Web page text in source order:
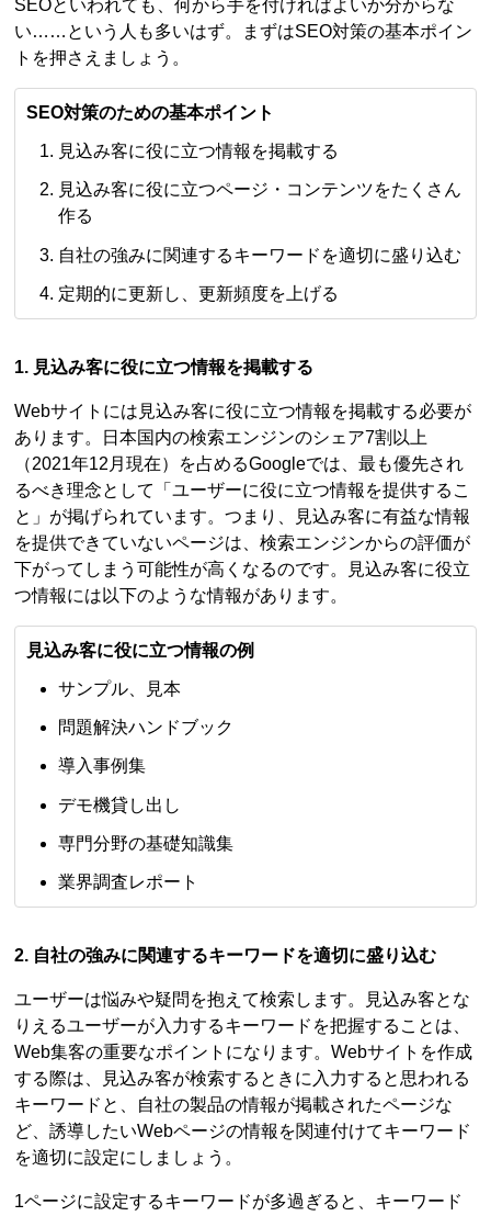
SEOといわれても、何から手を付ければよいか分からな
い……という人も多いはず。まずはSEO対策の基本ポイン
トを押さえましょう。
SEO対策のための基本ポイント
見込み客に役に立つ情報を掲載する
見込み客に役に立つページ・コンテンツをたくさん
作る
自社の強みに関連するキーワードを適切に盛り込む
定期的に更新し、更新頻度を上げる
1. 見込み客に役に立つ情報を掲載する
Webサイトには見込み客に役に立つ情報を掲載する必要が
あります。日本国内の検索エンジンのシェア7割以上
（2021年12月現在）を占めるGoogleでは、最も優先され
るべき理念として「ユーザーに役に立つ情報を提供するこ
と」が掲げられています。つまり、見込み客に有益な情報
を提供できていないページは、検索エンジンからの評価が
下がってしまう可能性が高くなるのです。見込み客に役立
つ情報には以下のような情報があります。
見込み客に役に立つ情報の例
サンプル、見本
問題解決ハンドブック
導入事例集
デモ機貸し出し
専門分野の基礎知識集
業界調査レポート
2. 自社の強みに関連するキーワードを適切に盛り込む
ユーザーは悩みや疑問を抱えて検索します。見込み客とな
りえるユーザーが入力するキーワードを把握することは、
Web集客の重要なポイントになります。Webサイトを作成
する際は、見込み客が検索するときに入力すると思われる
キーワードと、自社の製品の情報が掲載されたページな
ど、誘導したいWebページの情報を関連付けてキーワード
を適切に設定にしましょう。
1ページに設定するキーワードが多過ぎると、キーワード